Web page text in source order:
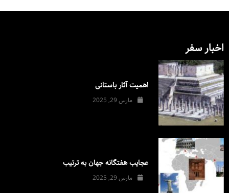
اخبار سفر
اهمیت آثار باستانی
مارس 29, 2025
عجایب هفتگانه جهان به ترتیب
مارس 29, 2025